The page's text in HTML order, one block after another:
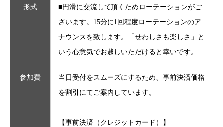
形式
■円滑に交流して頂くためローテーションがご
ざいます。15分に1回程度ローテーションのア
ナウンスを致します。「せわしさも楽しさ」と
いう心意気でお越しいただけると幸いです。
参加費
当日受付をスムーズにするため、事前決済価格
を割引にてご案内しています。
【事前決済（クレジットカード）】